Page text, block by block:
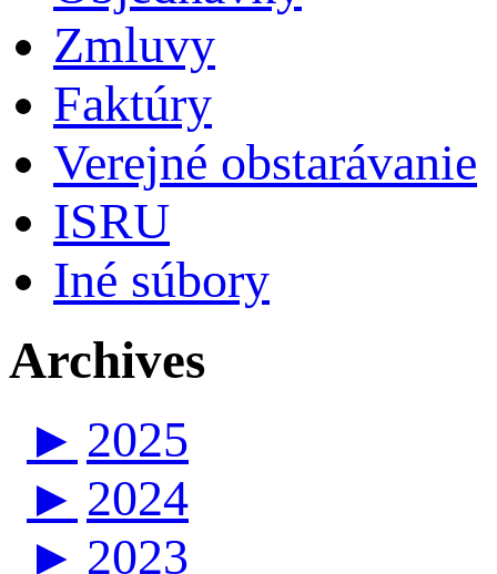
Zmluvy
Faktúry
Verejné obstarávanie
ISRU
Iné súbory
Archives
► 2025
► 2024
► 2023